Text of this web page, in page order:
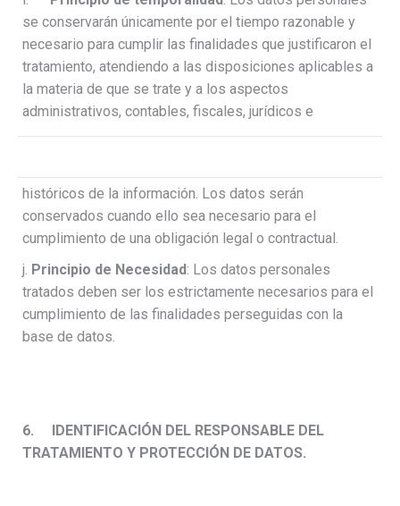
se conservarán únicamente por el tiempo razonable y
necesario para cumplir las finalidades que justificaron el
tratamiento, atendiendo a las disposiciones aplicables a
la materia de que se trate y a los aspectos
administrativos, contables, fiscales, jurídicos e
históricos de la información. Los datos serán
conservados cuando ello sea necesario para el
cumplimiento de una obligación legal o contractual.
j. Principio de Necesidad: Los datos personales
tratados deben ser los estrictamente necesarios para el
cumplimiento de las finalidades perseguidas con la
base de datos.
6. IDENTIFICACIÓN DEL RESPONSABLE DEL
TRATAMIENTO Y PROTECCIÓN DE DATOS.